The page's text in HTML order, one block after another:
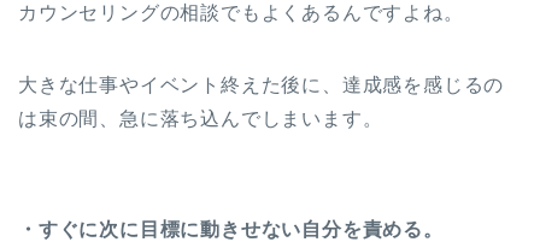
カウンセリングの相談でもよくあるんですよね。
大きな仕事やイベント終えた後に、達成感を感じるの
は束の間、急に落ち込んでしまいます。
・すぐに次に目標に動きせない自分を責める。